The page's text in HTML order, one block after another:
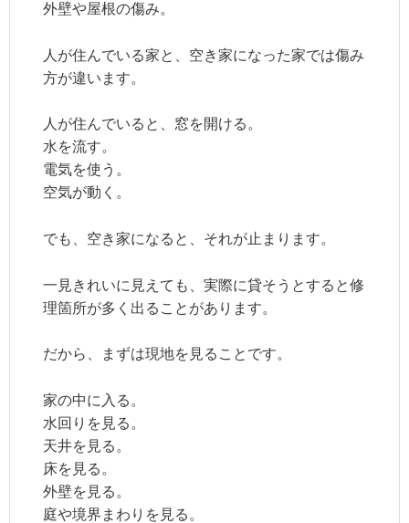
外壁や屋根の傷み。
人が住んでいる家と、空き家になった家では傷み
方が違います。
人が住んでいると、窓を開ける。
水を流す。
電気を使う。
空気が動く。
でも、空き家になると、それが止まります。
一見きれいに見えても、実際に貸そうとすると修
理箇所が多く出ることがあります。
だから、まずは現地を見ることです。
家の中に入る。
水回りを見る。
天井を見る。
床を見る。
外壁を見る。
庭や境界まわりを見る。